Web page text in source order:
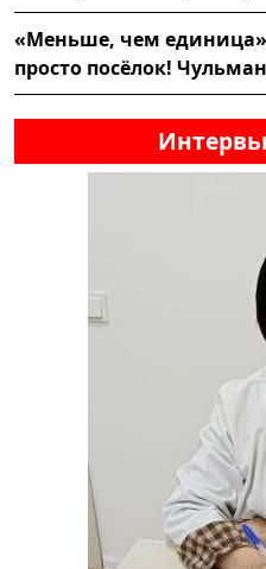
«Меньше, чем
просто посёлок!